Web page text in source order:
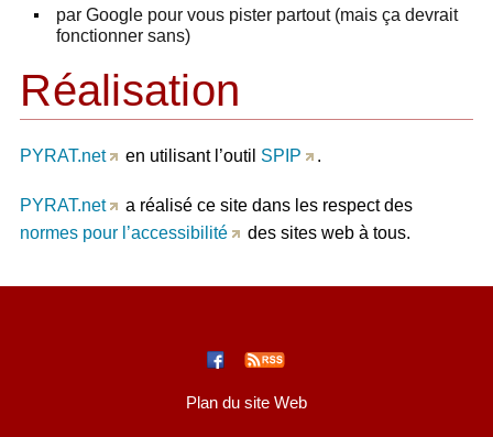
par Google pour vous pister partout (mais ça devrait
fonctionner sans)
Réalisation
PYRAT.net en utilisant l’outil SPIP .
PYRAT.net
a réalisé ce site dans les respect des
normes pour l’accessibilité
des sites web à tous.
Plan du site Web